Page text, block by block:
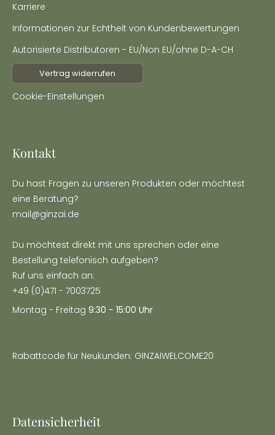
Kontakt
Du hast Fragen zu unseren Produkten oder möchtest
eine Beratung?
mail@ginzai.de
Du möchtest direkt mit uns sprechen oder eine
Bestellung telefonisch aufgeben?
Ruf uns einfach an:
+49 (0)471 - 7003725
Montag - Freitag 9:30 - 15:00 Uhr
Rabattcode für Neukunden: GINZAIWELCOME20
Karriere
Informationen zur Echtheit von Kundenbewertungen
Autorisierte Distributoren - EU/Non EU/ohne D-A-CH
Vertrag widerrufen
Cookie-Einstellungen
Datensicherheit